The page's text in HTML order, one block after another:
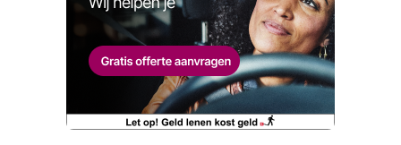
Telefoonnummer (optioneel)
Ja, ik wil graag de nieuwsbrief
ontvangen.
E-mailadres
Wat is jou opgevallen?
Wat klopt er niet?
Kan je ons nog meer vertellen? (optioneel)